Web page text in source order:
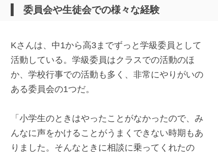
委員会や生徒会での様々な経験
Kさんは、中1から高3までずっと学級委員として
活動している。学級委員はクラスでの活動のほ
か、学校行事での活動も多く、非常にやりがいの
ある委員会の1つだ。
「小学生のときはやったことがなかったので、み
んなに声をかけることがうまくできない時期もあ
りました。そんなときに相談に乗ってくれたの